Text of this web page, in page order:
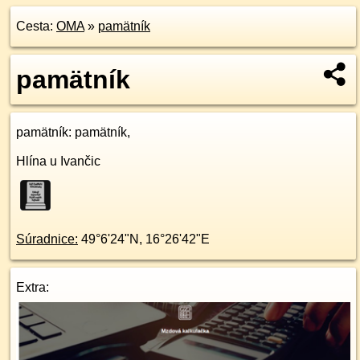
Cesta: OMA» pamätník
pamätník
pamätník: pamätník,
Hlína u Ivančic
Súradnice: 49°6'24"N , 16°26'42"E
Extra: